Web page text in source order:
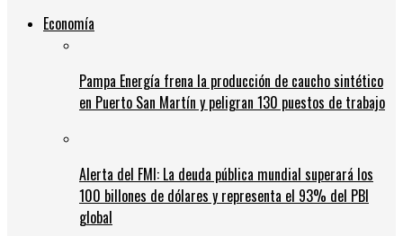
Economía
Pampa Energía frena la producción de caucho sintético
en Puerto San Martín y peligran 130 puestos de trabajo
Alerta del FMI: La deuda pública mundial superará los
100 billones de dólares y representa el 93% del PBI
global